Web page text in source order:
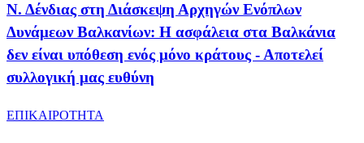
Ν. Δένδιας στη Διάσκεψη Αρχηγών Ενόπλων
Δυνάμεων Βαλκανίων: Η ασφάλεια στα Βαλκάνια
δεν είναι υπόθεση ενός μόνο κράτους - Αποτελεί
συλλογική μας ευθύνη
ΕΠΙΚΑΙΡΟΤΗΤΑ